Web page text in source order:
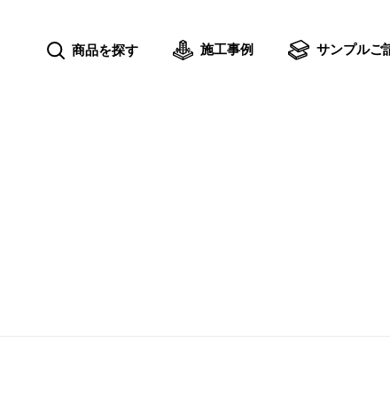
商品を探す 施工事例 サンプルご